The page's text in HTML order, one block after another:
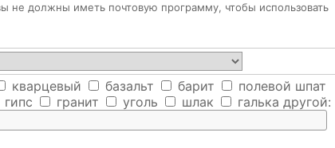
не должны иметь почтовую программу, чтобы использовать
кварцевый базальт барит
полевой шпат
гипс гранит уголь шлак галька другой: